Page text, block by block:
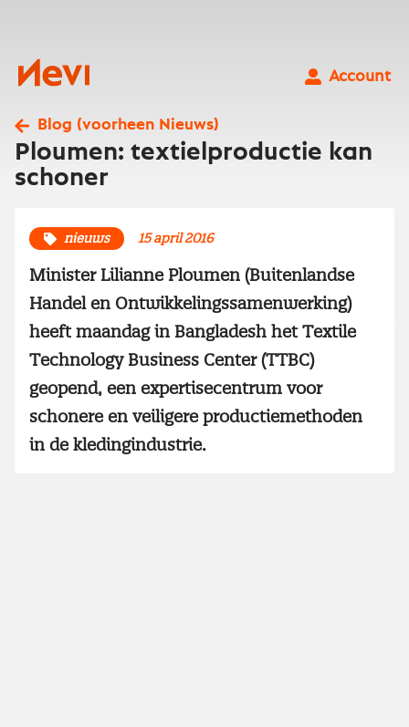
Nevi
Account
Blog (voorheen Nieuws)
Ploumen: textielproductie kan
schoner
nieuws 15 april 2016
Minister Lilianne Ploumen (Buitenlandse
Handel en Ontwikkelingssamenwerking)
heeft maandag in Bangladesh het Textile
Technology Business Center (TTBC)
geopend, een expertisecentrum voor
schonere en veiligere productiemethoden
in de kledingindustrie.